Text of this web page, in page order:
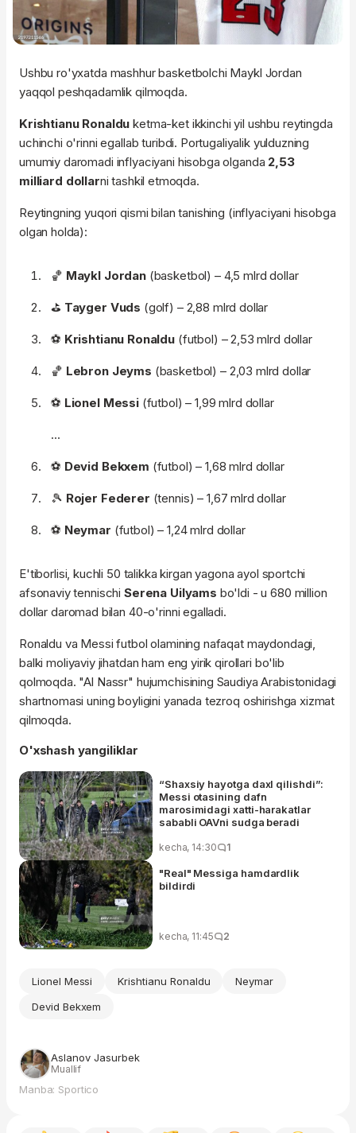
Ushbu ro'yxatda mashhur basketbolchi Maykl Jordan
yaqqol peshqadamlik qilmoqda.
Krishtianu Ronaldu ketma-ket ikkinchi yil ushbu reytingda
uchinchi o'rinni egallab turibdi. Portugaliyalik yulduzning
umumiy daromadi inflyaciyani hisobga olganda 2,53
milliard dollarni tashkil etmoqda.
Reytingning yuqori qismi bilan tanishing (inflyaciyani hisobga
olgan holda):
🏀 Maykl Jordan(basketbol) – 4,5 mlrd dollar
⛳️ Tayger Vuds (golf) – 2,88 mlrd dollar
⚽️ Krishtianu Ronaldu (futbol) – 2,53 mlrd dollar
🏀 Lebron Jeyms (basketbol) – 2,03 mlrd dollar
⚽️ Lionel Messi(futbol) – 1,99 mlrd dollar
...
⚽️ Devid Bekxem (futbol) – 1,68 mlrd dollar
🎾 Rojer Federer (tennis) – 1,67 mlrd dollar
⚽️ Neymar (futbol) – 1,24 mlrd dollar
E'tiborlisi, kuchli 50 talikka kirgan yagona ayol sportchi
afsonaviy tennischi Serena Uilyams bo'ldi - u 680 million
dollar daromad bilan 40-o'rinni egalladi.
Ronaldu va Messi futbol olamining nafaqat maydondagi,
balki moliyaviy jihatdan ham eng yirik qirollari bo'lib
qolmoqda. "Al Nassr" hujumchisining Saudiya Arabistonidagi
shartnomasi uning boyligini yanada tezroq oshirishga xizmat
qilmoqda.
O'xshash yangiliklar
“Shaxsiy hayotga daxl qilishdi”:
Messi otasining dafn
marosimidagi xatti-harakatlar
sababli OAVni sudga beradi
kecha, 14:30 1
"Real" Messiga hamdardlik
bildirdi
kecha, 11:45 2
Lionel Messi Krishtianu Ronaldu
Neymar
Devid Bekxem
Aslanov Jasurbek
Muallif
Manba: Sportico